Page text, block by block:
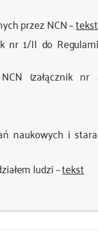
przez NCN –tekst
nr 1/II do
(załącznik
naukowych i
ludzi –tekst